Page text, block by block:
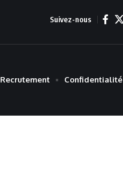
Suivez-nous
Recrutement Confidentialité